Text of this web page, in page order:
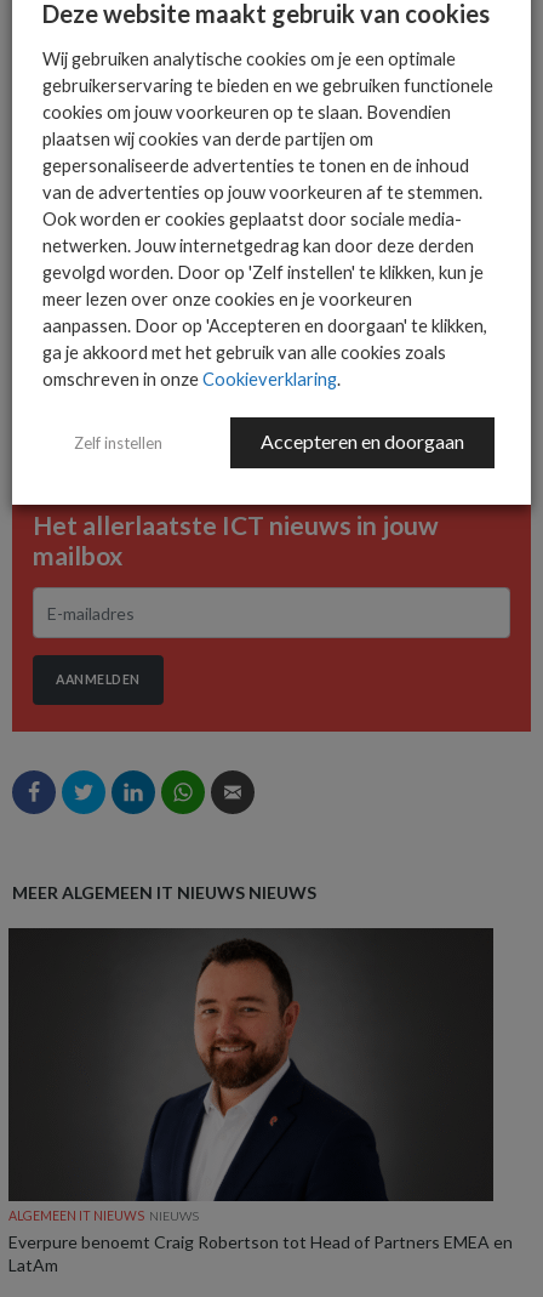
VMware gaf Coleman Parkes de opdracht om 100 niet-
technische C-suite business executives te ondervragen en 12
niet-technische C-suite business executives te interviewen in
het Verenigd Koninkrijk, Scandinavië, Frankrijk, Benelux, Italië,
Duitsland en Spanje. Zij zijn werkzaam in Forbes Top 2000-
bedrijven. Het veldwerk is tussen mei en juni 2022 afgerond.
De ICT-wereld is snel. Mis
niets.
Het allerlaatste ICT nieuws in jouw
mailbox
AANMELDEN
MEER ALGEMEEN IT NIEUWS NIEUWS
ALGEMEEN IT NIEUWS NIEUWS
Everpure benoemt Craig Robertson tot Head of Partners EMEA en
LatAm
Deze website maakt gebruik van cookies
Wij gebruiken analytische cookies om je een optimale
gebruikerservaring te bieden en we gebruiken functionele
cookies om jouw voorkeuren op te slaan. Bovendien
plaatsen wij cookies van derde partijen om
gepersonaliseerde advertenties te tonen en de inhoud
van de advertenties op jouw voorkeuren af te stemmen.
Ook worden er cookies geplaatst door sociale media-
netwerken. Jouw internetgedrag kan door deze derden
gevolgd worden. Door op 'Zelf instellen' te klikken, kun je
meer lezen over onze cookies en je voorkeuren
aanpassen. Door op 'Accepteren en doorgaan' te klikken,
ga je akkoord met het gebruik van alle cookies zoals
omschreven in onzeCookieverklaring.
Zelf instellen Accepteren en doorgaan